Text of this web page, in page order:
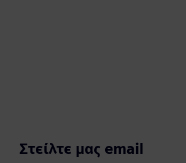
Στείλτε μας email